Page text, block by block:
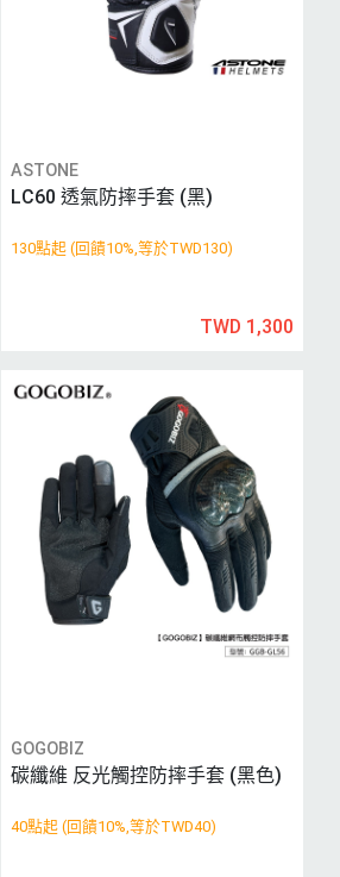
ASTONE
LC60 透氣防摔手套 (黑)
130點起 (回饋10%,等於TWD130)
TWD 1,300
GOGOBIZ
碳纖維 反光觸控防摔手套 (黑色)
40點起 (回饋10%,等於TWD40)